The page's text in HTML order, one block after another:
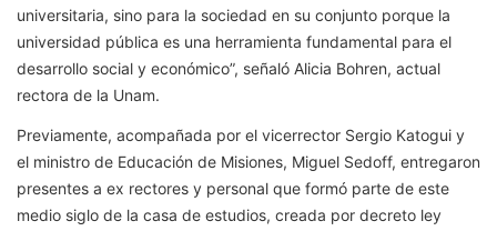
universitaria, sino para la sociedad en su conjunto porque la
universidad pública es una herramienta fundamental para el
desarrollo social y económico”, señaló Alicia Bohren, actual
rectora de la Unam.
Previamente, acompañada por el vicerrector Sergio Katogui y
el ministro de Educación de Misiones, Miguel Sedoff, entregaron
presentes a ex rectores y personal que formó parte de este
medio siglo de la casa de estudios, creada por decreto ley